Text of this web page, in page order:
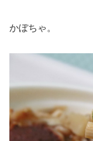
かぼちゃ。